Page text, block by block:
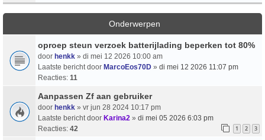
Onderwerpen
oproep steun verzoek batterijlading beperken tot 80%
door henkk » di mei 12 2026 10:00 am
Laatste bericht door MarcoEos70D » di mei 12 2026 11:07 pm
Reacties: 11
Aanpassen Zf aan gebruiker
door henkk » vr jun 28 2024 10:17 pm
Laatste bericht door Karina2 » di mei 05 2026 6:03 pm
Reacties: 42 1 2 3